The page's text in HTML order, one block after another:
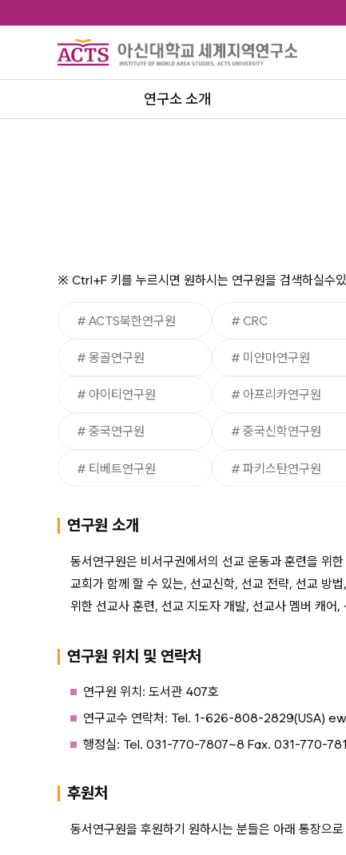
연구소 소개
※ Ctrl+F 키를 누르시면 원하시는 연구원을 검색하실수
# ACTS북한연구원 # CRC
# 몽골연구원 # 미얀마연구원
# 아이티연구원 # 아프리카연구원
# 중국연구원 # 중국신학연구원
# 티베트연구원 # 파키스탄연구원
연구원 소개
동서연구원은 비서구권에서의 선교 운동과 훈련을 위
교회가 함께 할 수 있는, 선교신학, 선교 전략, 선교 방
위한 선교사 훈련, 선교 지도자 개발, 선교사 멤버 캐어
연구원 위치 및 연락처
연구원 위치: 도서관 407호
연구교수 연락처: Tel. 1-626-808-2829(USA)
행정실: Tel. 031-770-7807~8 Fax. 031-770-
후원처
동서연구원을 후원하기 원하시는 분들은 아래 통장으